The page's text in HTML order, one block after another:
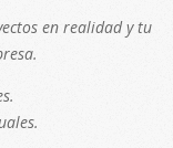
en realidad y tu